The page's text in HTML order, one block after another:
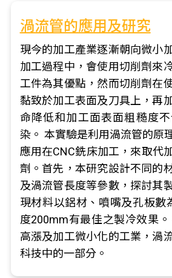
渦流管的應用及研究
現今的加工產業逐漸朝向微小
加工過程中，會使用切削劑來
工件為其優點，然而切削劑在
黏致於加工表面及刀具上，再
命降低和加工面表面粗糙度
染。 本實驗是利用渦流管的原
應用在CNC銑床加工，來取代
劑。首先，本研究設計不同的
及渦流管長度等參數，探討其
現材料以鋁材、噴嘴及孔板數
度200mm有最佳之製冷效果
高漲及加工微小化的工業，渦
科技中的一部分。